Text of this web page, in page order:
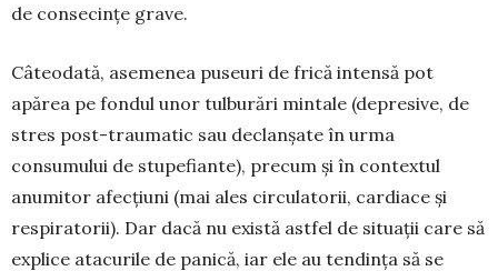
de consecințe grave.
Câteodată, asemenea puseuri de frică intensă pot
apărea pe fondul unor tulburări mintale (de­presive, de
stres post-traumatic sau declanșate în urma
consumului de stupefiante), precum și în contextul
anumitor afecțiuni (mai ales circulatorii, cardiace și
respiratorii). Dar dacă nu există astfel de situații care să
explice atacurile de panică, iar ele au tendința să se